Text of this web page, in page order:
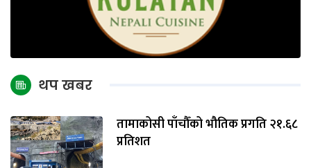
थप खबर
तामाकोसी पाँचौँको भौतिक प्रगति २१.६८
प्रतिशत